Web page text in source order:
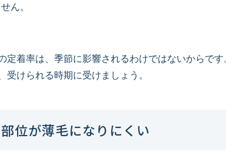
ん。
定着率は、季節に影響されるわけではないからです
けられる時期に受けましょう。
位が薄毛になりにくい